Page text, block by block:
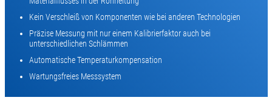
Kein Verschleiß von Komponenten wie bei anderen Technologien
Präzise Messung mit nur einem Kalibrierfaktor auch bei
unterschiedlichen Schlämmen
Automatische Temperaturkompensation
Wartungsfreies Messsystem